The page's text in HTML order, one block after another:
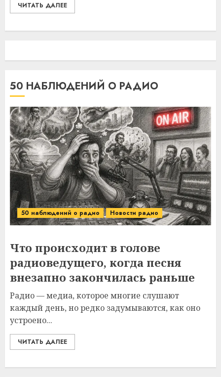
ЧИТАТЬ ДАЛЕЕ
50 НАБЛЮДЕНИЙ О РАДИО
50 наблюдений о радио Новости радио
Что происходит в голове
радиоведущего, когда песня
внезапно закончилась раньше
Радио — медиа, которое многие слушают
каждый день, но редко задумываются, как оно
устроено...
ЧИТАТЬ ДАЛЕЕ